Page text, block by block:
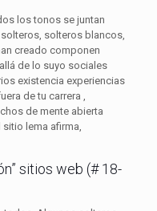
los tonos se juntan
solteros blancos,
creado componen
de lo suyo sociales
existencia experiencias
de tu carrera ,
de mente abierta
lema afirma,
sitios web (# 18-